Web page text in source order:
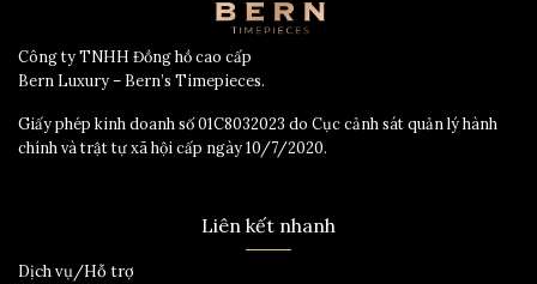
Công ty TNHH Đồng hồ cao cấp
Bern Luxury – Bern’s Timepieces.
Giấy phép kinh doanh số 01C8032023 do Cục cảnh sát quản lý hành
chính và trật tự xã hội cấp ngày 10/7/2020.
Liên kết nhanh
Dịch vụ/Hỗ trợ